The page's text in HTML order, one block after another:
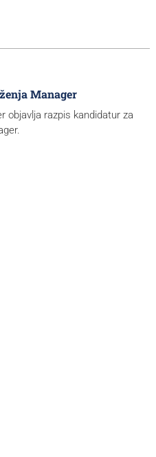
Manager
objavlja razpis kandidatur za